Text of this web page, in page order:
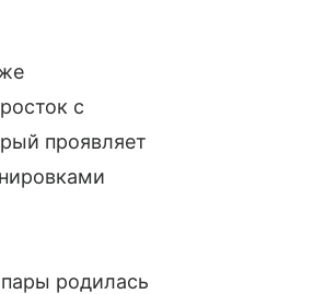
с
проявляет
родилась